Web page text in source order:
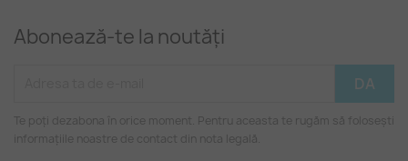
Abonează-te la noutăți
Te poți dezabona în orice moment. Pentru aceasta te rugăm să folosești
informațiile noastre de contact din nota legală.